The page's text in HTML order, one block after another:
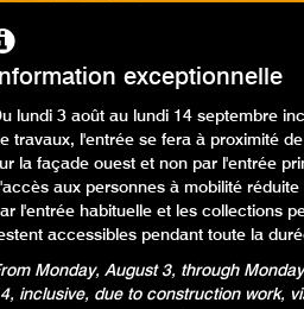
pratiques
Président Wilson 75116 Paris
+33 1 53 67 40 00
audios et vidéos pour
les œuvres et les artistes du
du MAM
à écouter
exceptionnelle
lundi 3 août au lundi 14 septembre
travaux, l'entrée se fera à proximité
la façade ouest et non par l'entrée
aux personnes à mobilité
l'entrée habituelle et les collections
accessibles pendant toute la
Monday, August 3, through
inclusive, due to construction work,